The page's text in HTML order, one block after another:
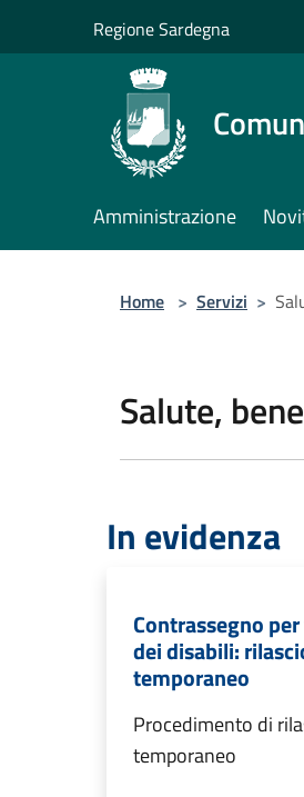
Regione Sardegna
Amministrazione
Home > Servizi >
Salute,
In evidenza
Contrassegno
dei disabili:
temporaneo
Procedimento di
temporaneo